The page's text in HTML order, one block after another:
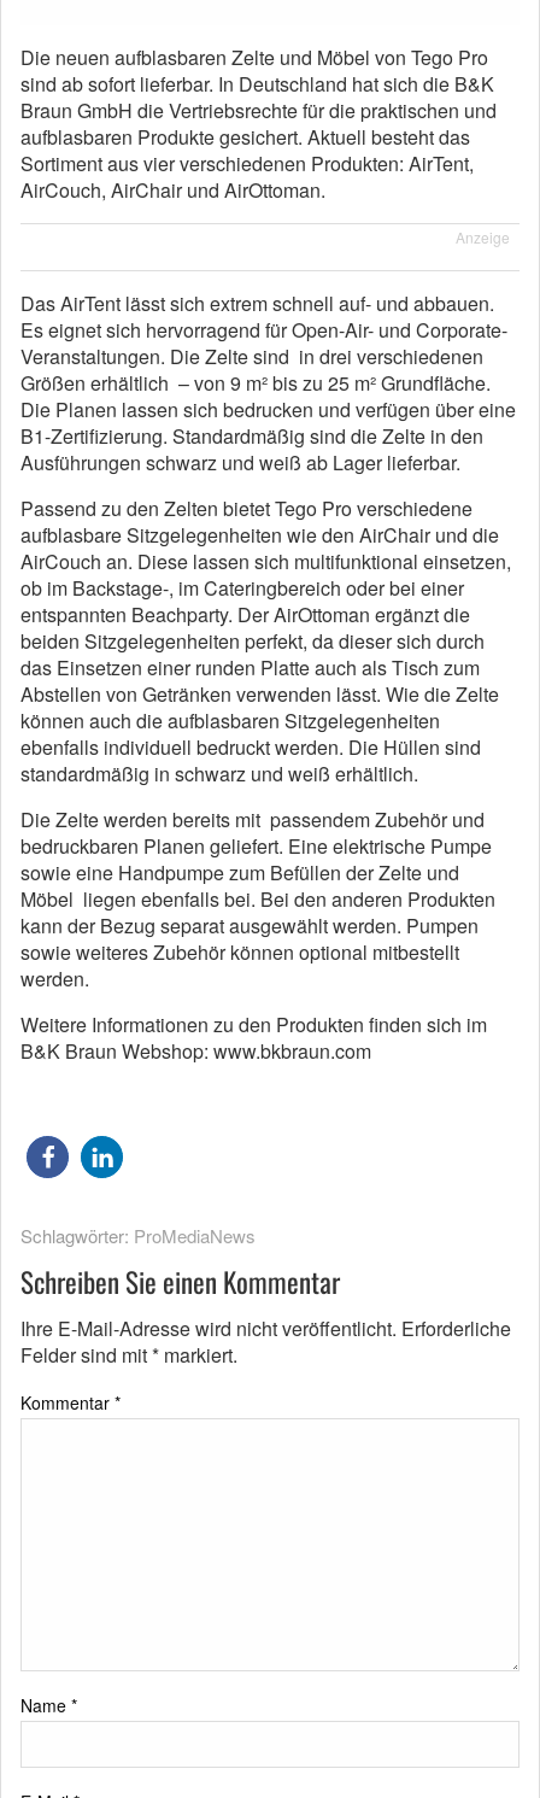
Die neuen aufblasbaren Zelte und Möbel von Tego Pro
sind ab sofort lieferbar. In Deutschland hat sich die B&K
Braun GmbH die Vertriebsrechte für die praktischen und
aufblasbaren Produkte gesichert. Aktuell besteht das
Sortiment aus vier verschiedenen Produkten: AirTent,
AirCouch, AirChair und AirOttoman.
Anzeige
Das AirTent lässt sich extrem schnell auf- und abbauen.
Es eignet sich hervorragend für Open-Air- und Corporate-
Veranstaltungen. Die Zelte sind in drei verschiedenen
Größen erhältlich – von 9 m² bis zu 25 m² Grundfläche.
Die Planen lassen sich bedrucken und verfügen über eine
B1-Zertifizierung. Standardmäßig sind die Zelte in den
Ausführungen schwarz und weiß ab Lager lieferbar.
Passend zu den Zelten bietet Tego Pro verschiedene
aufblasbare Sitzgelegenheiten wie den AirChair und die
AirCouch an. Diese lassen sich multifunktional einsetzen,
ob im Backstage-, im Cateringbereich oder bei einer
entspannten Beachparty. Der AirOttoman ergänzt die
beiden Sitzgelegenheiten perfekt, da dieser sich durch
das Einsetzen einer runden Platte auch als Tisch zum
Abstellen von Getränken verwenden lässt. Wie die Zelte
können auch die aufblasbaren Sitzgelegenheiten
ebenfalls individuell bedruckt werden. Die Hüllen sind
standardmäßig in schwarz und weiß erhältlich.
Die Zelte werden bereits mit passendem Zubehör und
bedruckbaren Planen geliefert. Eine elektrische Pumpe
sowie eine Handpumpe zum Befüllen der Zelte und
Möbel liegen ebenfalls bei. Bei den anderen Produkten
kann der Bezug separat ausgewählt werden. Pumpen
sowie weiteres Zubehör können optional mitbestellt
werden.
Weitere Informationen zu den Produkten finden sich im
B&K Braun Webshop: www.bkbraun.com
Schlagwörter: ProMediaNews
Schreiben Sie einen Kommentar
Ihre E-Mail-Adresse wird nicht veröffentlicht. Erforderliche
Felder sind mit* markiert.
Kommentar *
Name *